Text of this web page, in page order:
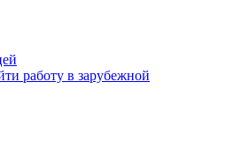
работу в зарубежной